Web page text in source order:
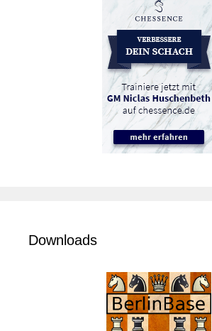
Downloads